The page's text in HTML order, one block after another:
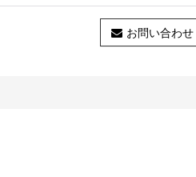
お問い合わせ